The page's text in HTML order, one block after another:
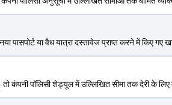
पासपोर्ट या वैध यात्रा दस्तावेज प्राप्त करने में किए गए
तो कंपनी पॉलिसी शेड्यूल में उल्लिखित सीमा तक देरी के